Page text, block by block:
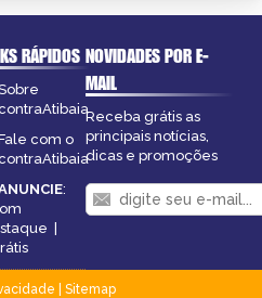
RÁPIDOS
com o
:
|
NOVIDADES POR E-
MAIL
Receba grátis as
principais notícias,
dicas e promoções
Sitemap